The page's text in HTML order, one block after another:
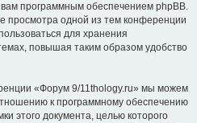
программным обеспечением phpBB.
просмотра одной из тем конференции
для хранения
повышая таким образом удобство
«Форум 9/11thology.ru» мы можем
к программному обеспечению
этого документа, целью которого